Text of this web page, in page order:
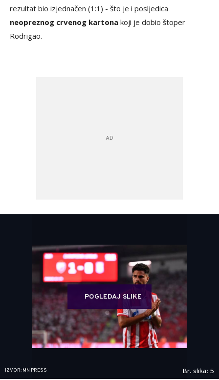
rezultat bio izjednačen (1:1) - što je i posljedica
neopreznog crvenog kartona koji je dobio štoper
Rodrigao.
POGLEDAJ SLIKE
IZVOR: MN PRESS Br. slika: 5